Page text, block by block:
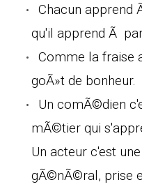
Chacun apprend
qu'il apprend Ã
Comme la fraise
goÃ»t de bonheur.
Un comÃ©dien
mÃ©tier qui
Un acteur c'est
gÃ©nÃ©ral, prise